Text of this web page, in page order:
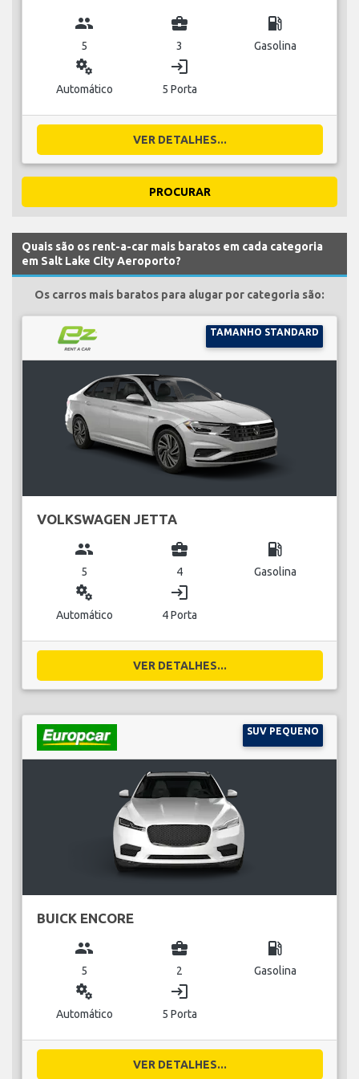
group
5
business_center
3
local_gas_station
Gasolina
miscellaneous_services
Automático
login
5 Porta
VER DETALHES...
PROCURAR
Quais são os rent-a-car mais baratos em cada categoria
em Salt Lake City Aeroporto?
Os carros mais baratos para alugar por categoria são:
TAMANHO STANDARD
VOLKSWAGEN JETTA
group
5
business_center
4
local_gas_station
Gasolina
miscellaneous_services
Automático
login
4 Porta
VER DETALHES...
SUV PEQUENO
BUICK ENCORE
group
5
business_center
2
local_gas_station
Gasolina
miscellaneous_services
Automático
login
5 Porta
VER DETALHES...